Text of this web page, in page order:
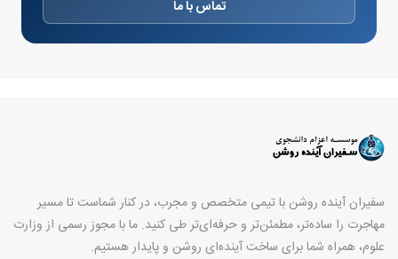
تماس با ما
سفیران آینده روشن با تیمی متخصص و مجرب، در کنار شماست تا مسیر
مهاجرت را ساده‌تر، مطمئن‌تر و حرفه‌ای‌تر طی کنید. ما با مجوز رسمی از وزارت
علوم، همراه شما برای ساخت آینده‌ای روشن و پایدار هستیم.